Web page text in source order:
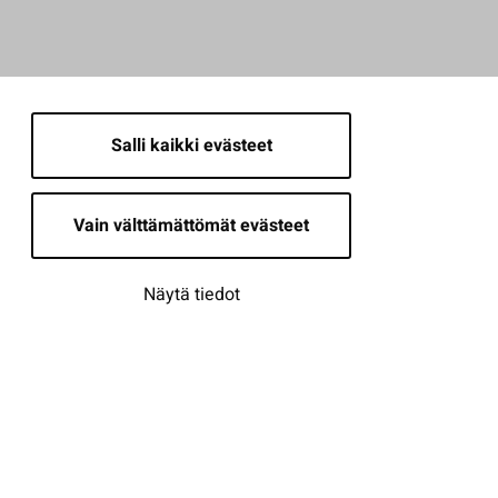
Salli kaikki evästeet
Vain välttämättömät evästeet
Näytä tiedot